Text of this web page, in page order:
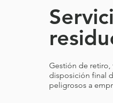
Gestión de retiro,
disposición final
peligrosos a